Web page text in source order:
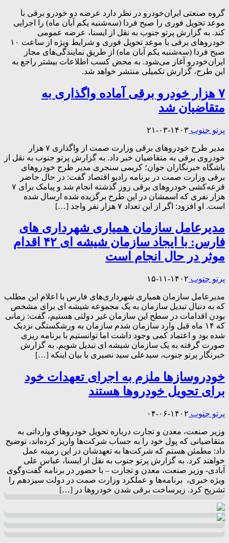
گروه صنعتی ایران‌خودرو در نظر دارد عرضه دو خودرو برقی با
موعد تحویل فوری را صبح فردا (سه‌شنبه یکم آبان ماه) را اجرایی
کند. به گزارش پرتو جنوب به نقل از ایسنا، عرضه عمومی
خودروهای برقی با موعد تحویل فوری و شرایط ویژه از ساعت ۱۰
صبح فردا (سه‌شنبه یکم آبان ماه) از طریق نمایندگی‌های مجاز
ایران‌خودرو آغاز می‌شود. به محض کسب اطلاعات بیشتر راجع‌ به
این طرح، گزارش تکمیلی منتشر خواهد شد.
۷ هزار خودرو برقی آماده واگذاری به
متقاضیان شد
پرتو جنوب ۱۴۰۳-۰۳-۲۱
مدیر طرح خودرو‌های برقی وزارت صمت از واگذاری ۷ هزار
خودروی برقی به متقاضیان خبر داد. به گزارش پرتو جنوب به نقل از
باشگاه خبرنگاران جوان؛ کریمی سنجری مدیر طرح خودرو‌های
برقی وزارت صمت در برنامه رادیو اقتصاد گفت: در حال حاضر
قرعه‌کشی خودرو‌های برقی روز گذشته انجام شد و پیامک برای ۷
هزار نفری که اسمشان در این طرح برگزیده شده ارسال شده
است. او افزود: اگر از این تعداد ۷ هزار نفر واجد […]
مدیرعامل سازمان همیاری شهرداری های
فارس: با ایجاد سازمان شیشه ای ۴۲ اقدام
موثر در حال انجام است
پرتو جنوب ۱۴۰۲-۱۱-۱۵
مدیرعامل سازمان همیاری‌ شهرداری‌های فارس با اعلام این مطلب
که به دنبال تبدیل سازمان به یک مجموعه شیشه ای برای مشخص
بودن اقدامات در سطح این سازمان غیر دولتی هستیم، گفت: زمانی
که ۱۴ ماه قبل وارد سازمان شدم سازمان به ورشکستگی نزدیک
شده بود و اعتماد کمی وجود داشت اما توانستیم با برنامه ریزی
صورت گرفته به یک سازمان شیشه ای تبدیل شویم. به گزارش
خبرنگار پرتو جنوب، سیدعلی سید نصیری با بیان اینکه […]
خودروسازها ملزم به اجرای تعهدات خود
برای تحویل خودروها هستند
پرتو جنوب ۱۴۰۲-۰۶-۰۴
وزیر صنعت، معدن و تجارت درباره تحویل خودروهای وارداتی به
متقاضیانی که پول خود را به حساب شرکت‌ها واریز کرده‌اند، توضیح
داد: مطمئن هستم که شرکت‌ها به تعهدشان در این زمینه عمل
خواهند کرد. به گزارش پرتو جنوب به نقل از ایسنا، عباس علی
آبادی- وزیر صنعت، معدن و تجارت – با حضور در برنامه گفت‌وگوی
ویژه خبری، ‌ برنامه‌ها و عملکرد وزارت صمت در دولت سیزدهم را
تشریح کرد. زیرساخت برقی شدن خودروها در […]